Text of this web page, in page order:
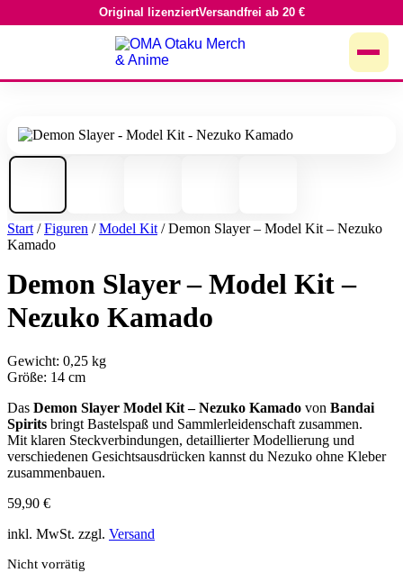
Inhalt
Original lizenziertVersandfrei ab 20 €
Start /Figuren /Model Kit / Demon Slayer – Model Kit – Nezuko
Kamado
Demon Slayer – Model Kit –
Nezuko Kamado
Gewicht: 0,25 kg
Größe: 14 cm
Das Demon Slayer Model Kit – Nezuko Kamado von Bandai
Spirits bringt Bastelspaß und Sammlerleidenschaft zusammen.
Mit klaren Steckverbindungen, detaillierter Modellierung und
verschiedenen Gesichtsausdrücken kannst du Nezuko ohne Kleber
zusammenbauen.
59,90 €
inkl. MwSt. zzgl. Versand
Nicht vorrätig